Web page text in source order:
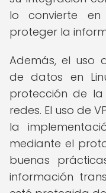
lo convierte
proteger la
Además, el uso
de datos en
protección de
redes. El uso de
la
mediante el
buenas
información